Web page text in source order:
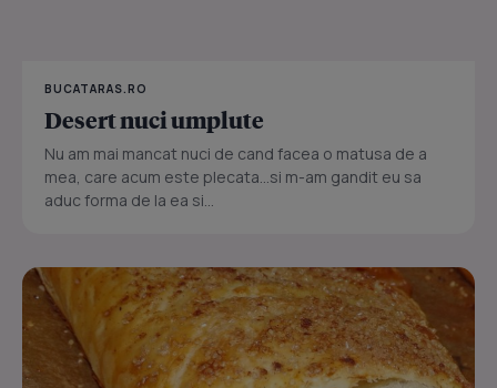
BUCATARAS.RO
Desert nuci umplute
Nu am mai mancat nuci de cand facea o matusa de a
mea, care acum este plecata...si m-am gandit eu sa
aduc forma de la ea si...